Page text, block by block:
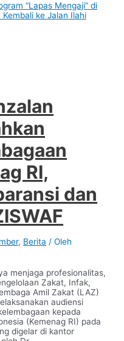
“Lapas Mengaji” di
ke Jalan Ilahi
RI,
dan
, Berita / Oleh
menjaga profesionalitas,
Zakat, Infak,
Amil Zakat (LAZ)
audiensi
kepada
(Kemenag RI) pada
digelar di kantor